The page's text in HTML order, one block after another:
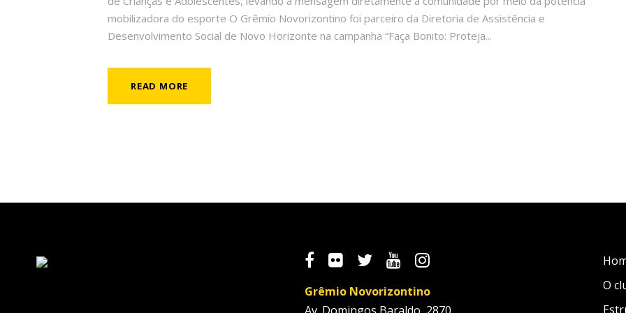
mobilizadora do esporte O Grêmio Novorizontino foi parceiro da Diretoria de Assistência e
Desenvolvimento Social de Novo Horizonte na campanha “Faça Bonito: Proteja...
READ MORE
Grêmio Novorizontino
O